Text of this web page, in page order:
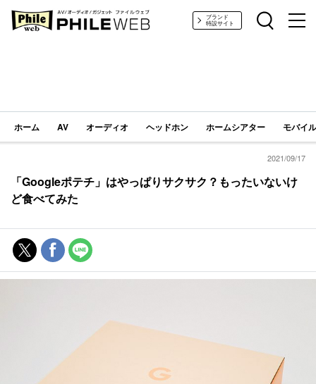
PHILE WEB｜AV/オーディオ/ガジェットブランド
特設サイト
ホーム AV オーディオ ヘッドホン ホームシアター モバイ
2021/09/17
「Googleポテチ」はやっぱりサクサク？もったいないけ
ど食べてみた